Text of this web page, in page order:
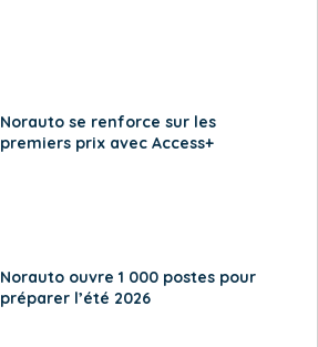
Norauto se renforce sur les
premiers prix avec Access+
Norauto ouvre 1 000 postes pour
préparer l’été 2026